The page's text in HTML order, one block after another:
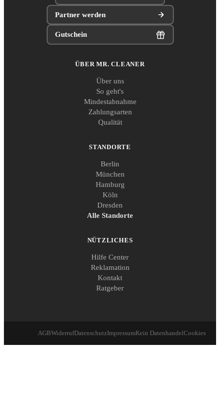
Partner werden
Gutschein
ÜBER MR. CLEANER
Über uns
So geht's
Mindestabnahme
Zahlungsarten
Qualität
STANDORTE
Berlin
München
Hamburg
Köln
Dresden
Alle Standorte
NÜTZLICHES
Hilfe Center
Reklamation
Kontakt
Ratgeber
AGBWiderrufDatenschutzImpressumKein DatenhandelCookies